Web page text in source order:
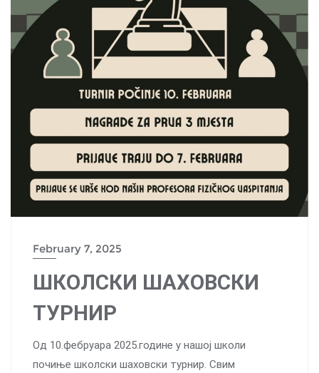
February 7, 2025
ШКОЛСКИ ШАХОВСКИ
ТУРНИР
Од 10.фебруара 2025.године у нашој школи
почиње школски шаховски турнир. Свим